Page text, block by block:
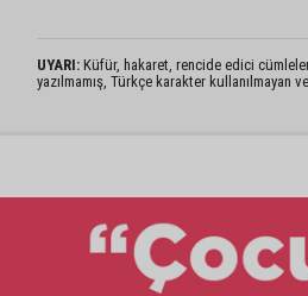
UYARI: Küfür, hakaret, rencide edici
yazılmamış, Türkçe karakter kullanılmayan